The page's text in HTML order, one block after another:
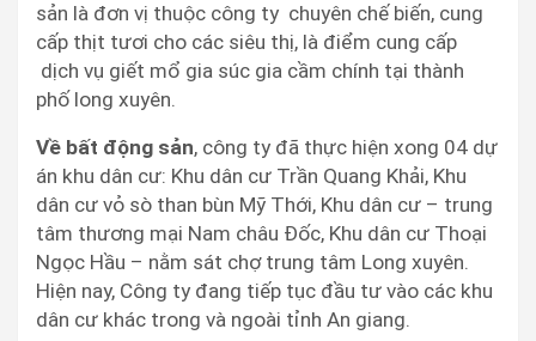
sản là đơn vị thuộc công ty chuyên chế biến, cung
cấp thịt tươi cho các siêu thị, là điểm cung cấp
dịch vụ giết mổ gia súc gia cầm chính tại thành
phố long xuyên.
Về bất động sản, công ty đã thực hiện xong 04 dự
án khu dân cư: Khu dân cư Trần Quang Khải, Khu
dân cư vỏ sò than bùn Mỹ Thới, Khu dân cư – trung
tâm thương mại Nam châu Đốc, Khu dân cư Thoại
Ngọc Hầu – nằm sát chợ trung tâm Long xuyên.
Hiện nay, Công ty đang tiếp tục đầu tư vào các khu
dân cư khác trong và ngoài tỉnh An giang.